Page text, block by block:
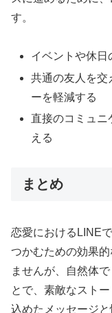
す。
イベントや休日
共通の友人を交
ーを軽減する
直接のコミュニ
える
まとめ
恋愛におけるLINE
つかむための効果
ませんが、自然体
とで、素敵なスト
込めたメッセージ